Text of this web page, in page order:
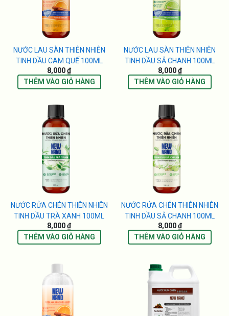
NƯỚC LAU SÀN THIÊN NHIÊN
TINH DẦU CAM QUẾ 100ML
8,000 ₫
THÊM VÀO GIỎ HÀNG
NƯỚC LAU SÀN THIÊN NHIÊN
TINH DẦU SẢ CHANH 100ML
8,000 ₫
THÊM VÀO GIỎ HÀNG
NƯỚC RỬA CHÉN THIÊN NHIÊN
TINH DẦU TRÀ XANH 100ML
8,000 ₫
THÊM VÀO GIỎ HÀNG
NƯỚC RỬA CHÉN THIÊN NHIÊN
TINH DẦU SẢ CHANH 100ML
8,000 ₫
THÊM VÀO GIỎ HÀNG